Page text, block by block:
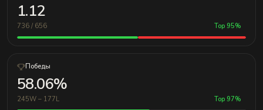
1.12
736 / 656 Top 95%
Победы
58.06%
245W – 177L Top 97%